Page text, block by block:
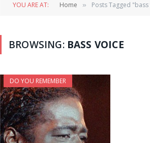
YOU ARE AT: Home » Posts Tagged
BROWSING: BASS VOICE
DO YOU REMEMBER